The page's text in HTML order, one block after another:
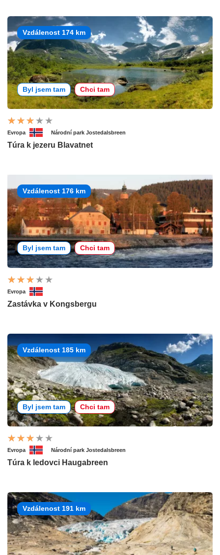
Vzdálenost 174 km
Byl jsem tam Chci tam
Evropa Národní park Jostedalsbreen
Túra k jezeru Blavatnet
Vzdálenost 176 km
Byl jsem tam Chci tam
Evropa
Zastávka v Kongsbergu
Vzdálenost 185 km
Byl jsem tam Chci tam
Evropa Národní park Jostedalsbreen
Túra k ledovci Haugabreen
Vzdálenost 191 km